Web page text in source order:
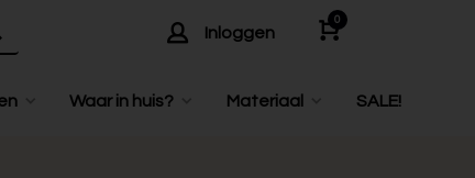
Inloggen
0
Waar in huis? Materiaal SALE!